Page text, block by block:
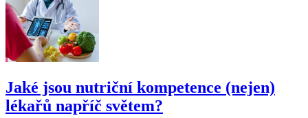
Jaké jsou nutriční kompetence (nejen)
lékařů napříč světem?